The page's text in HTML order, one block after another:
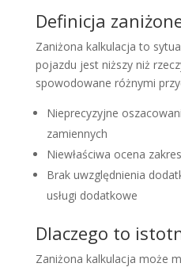
Definicja
Zaniżona kalkulacja to
pojazdu jest niższy niż
spowodowane różnymi
Nieprecyzyjne
zamiennych
Niewłaściwa ocena
Brak uwzględnienia
usługi dodatkowe
Dlaczego to
Zaniżona kalkulacja może